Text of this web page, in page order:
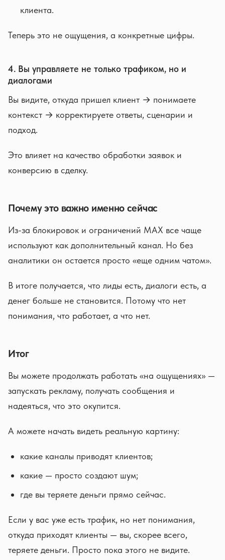
клиента.
Теперь это не ощущения, а конкретные цифры.
4. Вы управляете не только трафиком, но и
диалогами
Вы видите, откуда пришел клиент → понимаете
контекст → корректируете ответы, сценарии и
подход.
Это влияет на качество обработки заявок и
конверсию в сделку.
Почему это важно именно сейчас
Из-за блокировок и ограничений MAX все чаще
используют как дополнительный канал. Но без
аналитики он остается просто «еще одним чатом».
В итоге получается, что лиды есть, диалоги есть, а
денег больше не становится. Потому что нет
понимания, что работает, а что нет.
Итог
Вы можете продолжать работать «на ощущениях» —
запускать рекламу, получать сообщения и
надеяться, что это окупится.
А можете начать видеть реальную картину:
какие каналы приводят клиентов;
какие — просто создают шум;
где вы теряете деньги прямо сейчас.
Если у вас уже есть трафик, но нет понимания,
откуда приходят клиенты — вы, скорее всего,
теряете деньги. Просто пока этого не видите.